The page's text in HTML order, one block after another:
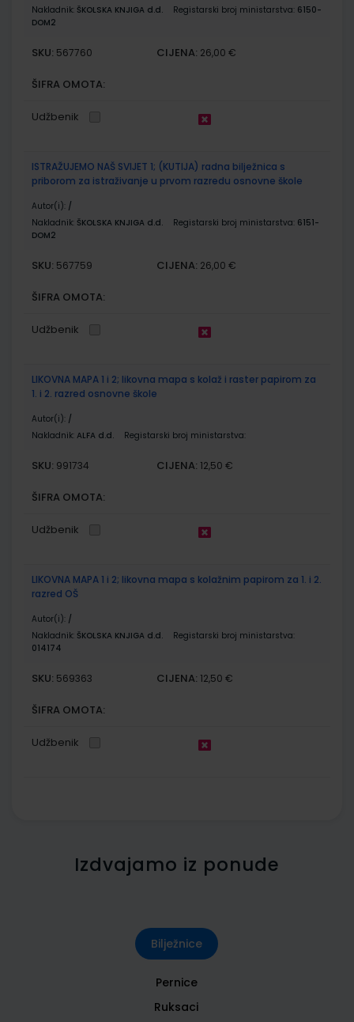
Nakladnik: ŠKOLSKA KNJIGA d.d. Registarski broj ministarstva: 6150-
DOM2
SKU: 567760 CIJENA: 26,00 €
ŠIFRA OMOTA:
Udžbenik
ISTRAŽUJEMO NAŠ SVIJET 1; (KUTIJA) radna bilježnica s
priborom za istraživanje u prvom razredu osnovne škole
Autor(i): /
Nakladnik: ŠKOLSKA KNJIGA d.d. Registarski broj ministarstva: 6151-
DOM2
SKU: 567759 CIJENA: 26,00 €
ŠIFRA OMOTA:
Udžbenik
LIKOVNA MAPA 1 i 2; likovna mapa s kolaž i raster papirom za
1. i 2. razred osnovne škole
Autor(i): /
Nakladnik: ALFA d.d. Registarski broj ministarstva:
SKU: 991734 CIJENA: 12,50 €
ŠIFRA OMOTA:
Udžbenik
LIKOVNA MAPA 1 i 2; likovna mapa s kolažnim papirom za 1. i 2.
razred OŠ
Autor(i): /
Nakladnik: ŠKOLSKA KNJIGA d.d.
Registarski broj ministarstva:
014174
SKU: 569363 CIJENA: 12,50 €
ŠIFRA OMOTA:
Udžbenik
Izdvajamo iz ponude
Bilježnice
Pernice
Ruksaci